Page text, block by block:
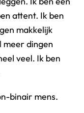
attent. Ik ben
makkelijk
meer dingen
veel. Ik ben
binair mens.